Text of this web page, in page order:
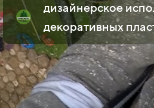
дизайнерское
декоративных